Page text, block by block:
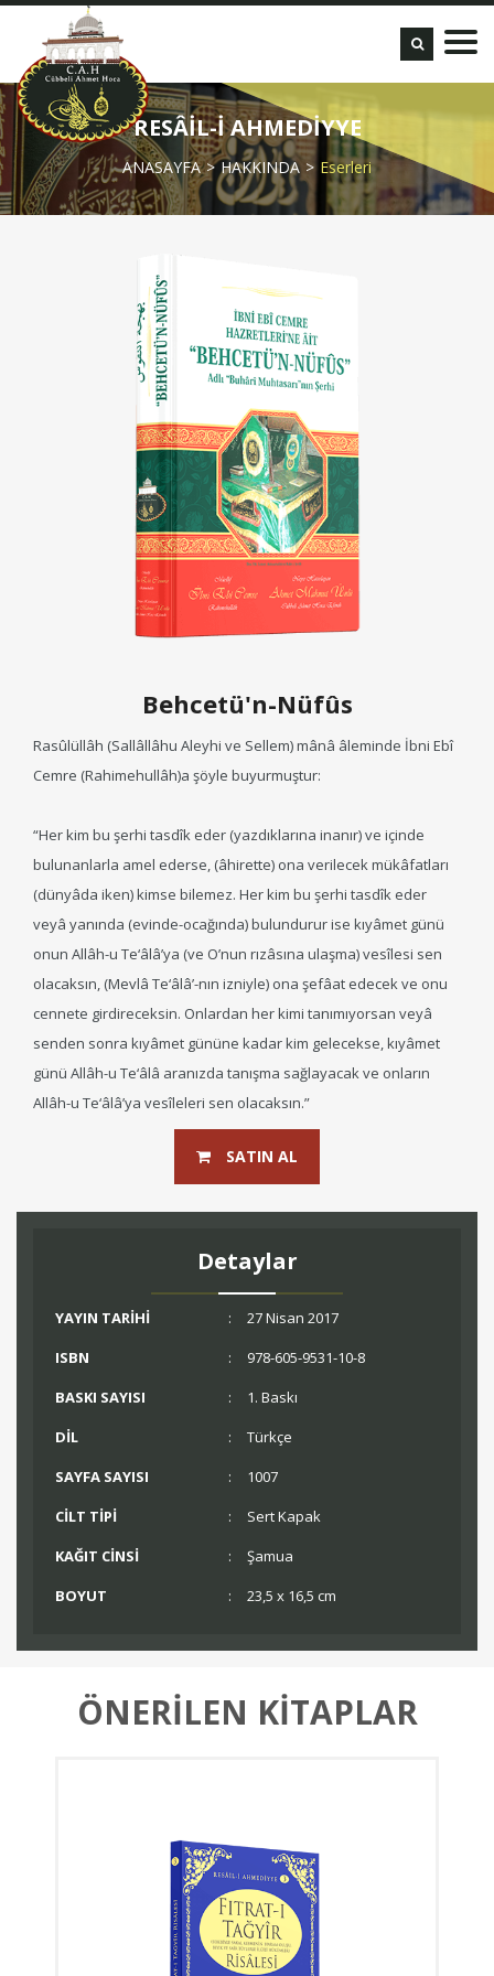
RESÂİL-İ AHMEDİYYE
ANASAYFA HAKKINDA Eserleri
Behcetü'n-Nüfûs
Rasûlüllâh (Sallâllâhu Aleyhi ve Sellem) mânâ âleminde İbni Ebî
Cemre (Rahimehullâh)a şöyle buyurmuştur:
“Her kim bu şerhi tasdîk eder (yazdıklarına inanır) ve içinde
bulunanlarla amel ederse, (âhirette) ona verilecek mükâfatları
(dünyâda iken) kimse bilemez. Her kim bu şerhi tasdîk eder
veyâ yanında (evinde-ocağında) bulundurur ise kıyâmet günü
onun Allâh-u Te‘âlâ’ya (ve O’nun rızâsına ulaşma) vesîlesi sen
olacaksın, (Mevlâ Te‘âlâ’-nın izniyle) ona şefâat edecek ve onu
cennete girdireceksin. Onlardan her kimi tanımıyorsan veyâ
senden sonra kıyâmet gününe kadar kim gelecekse, kıyâmet
günü Allâh-u Te‘âlâ aranızda tanışma sağlayacak ve onların
Allâh-u Te‘âlâ’ya vesîleleri sen olacaksın.”
SATIN AL
Detaylar
YAYIN TARİHİ :
27 Nisan 2017
ISBN
:
978-605-9531-10-8
BASKI SAYISI
:
1. Baskı
DİL
:
Türkçe
SAYFA SAYISI
:
1007
CİLT TİPİ
:
Sert Kapak
KAĞIT CİNSİ
:
Şamua
BOYUT
: 23,5 x 16,5 cm
ÖNERİLEN KİTAPLAR